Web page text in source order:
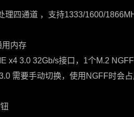
理四通道 ，支持1333/1600/
用内存
x4 3.0 32Gb/s接口，1个M.2
需要手动切换，使用NGFF时会